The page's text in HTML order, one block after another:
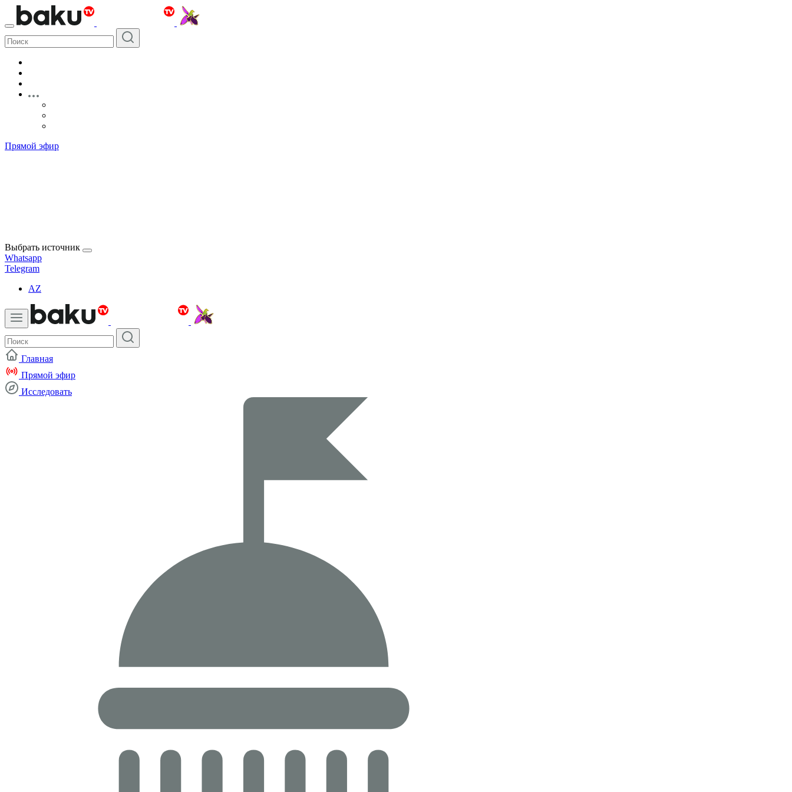
Прямой эфир
Выбрать источник
Whatsapp
Telegram
AZ
Главная
Прямой эфир
Исследовать